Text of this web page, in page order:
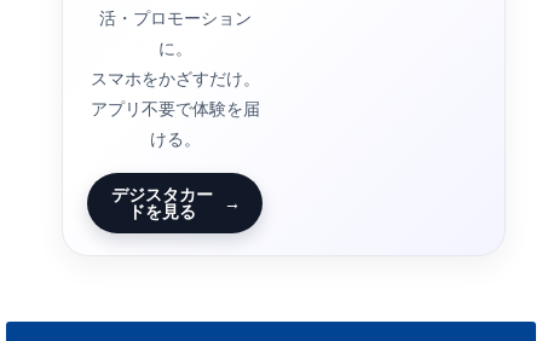
活・プロモーション
に。
スマホをかざすだけ。
アプリ不要で体験を届
ける。
デジスタカー
ドを見る →